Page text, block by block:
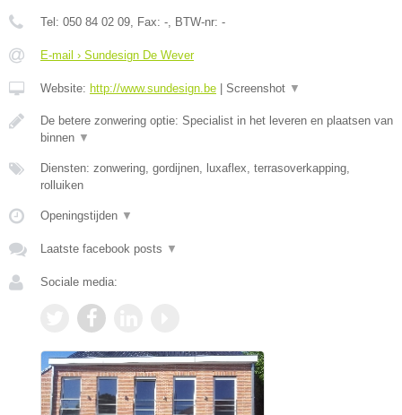
Tel: 050 84 02 09, Fax: -, BTW-nr: -
E-mail › Sundesign De Wever
Website: http://www.sundesign.be Screenshot ▼
De betere zonwering optie: Specialist in het leveren en plaatsen van
binnen ▼
Diensten: zonwering, gordijnen, luxaflex, terrasoverkapping,
rolluiken
Openingstijden ▼
Laatste facebook posts ▼
Sociale media: